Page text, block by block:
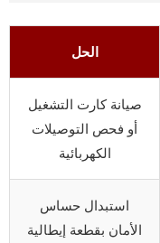
الحل
صيانة كارت التشغيل
أو فحص التوصيلات
الكهربائية
استبدال حساس
الأمان بقطعة إيطالية